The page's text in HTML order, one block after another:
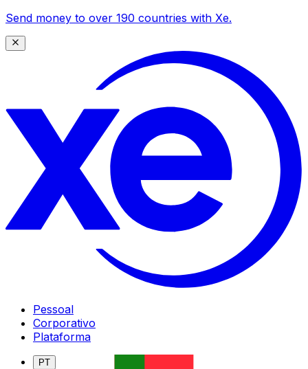
Send money to over 190 countries with Xe.
Pessoal
Corporativo
Plataforma
PT